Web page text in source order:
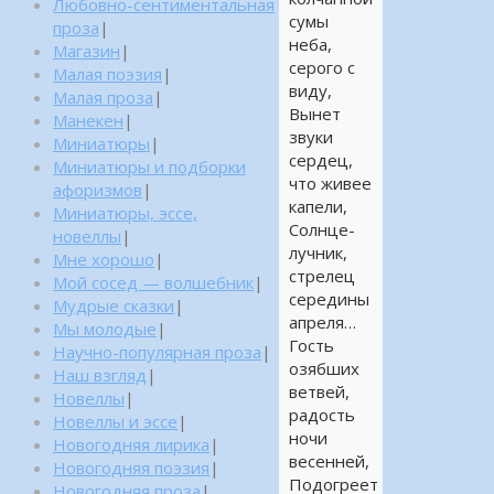
сумы
неба,
серого с
виду,
Вынет
звуки
сердец,
что живее
капели,
Солнце-
лучник,
стрелец
середины
апреля…
Гость
озябших
ветвей,
радость
ночи
весенней,
Подогреет
Любовно-сентиментальная
проза |
Магазин |
Малая поэзия |
Малая проза |
Манекен |
Миниатюры |
Миниатюры и подборки
афоризмов |
Миниатюры, эссе,
новеллы |
Мне хорошо |
Мой сосед — волшебник|
Мудрые сказки |
Мы молодые |
Научно-популярная проза |
Наш взгляд |
Новеллы |
Новеллы и эссе |
Новогодняя лирика |
Новогодняя поэзия |